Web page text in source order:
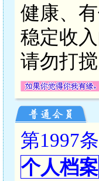
健康、
稳定收
请勿打搅
第1997条
个人档案